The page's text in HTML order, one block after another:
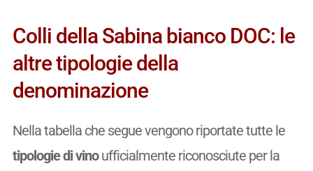
Colli della Sabina bianco DOC: le
altre tipologie della
denominazione
Nella tabella che segue vengono riportate tutte le
tipologie di vinoufficialmente riconosciute per la